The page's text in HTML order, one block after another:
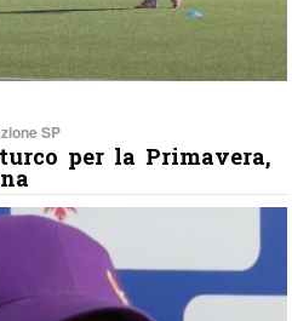
SP
per la Primavera,